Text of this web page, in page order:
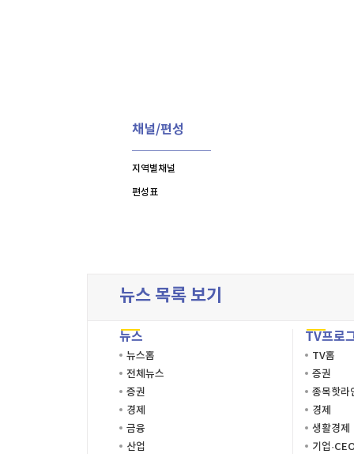
채널/편성
지역별채널
편성표
뉴스 목록 보기
뉴스
뉴스홈
전체뉴스
증권
경제
금융
산업
TV프로
TV홈
증권
종목핫라
경제
생활경제
기업